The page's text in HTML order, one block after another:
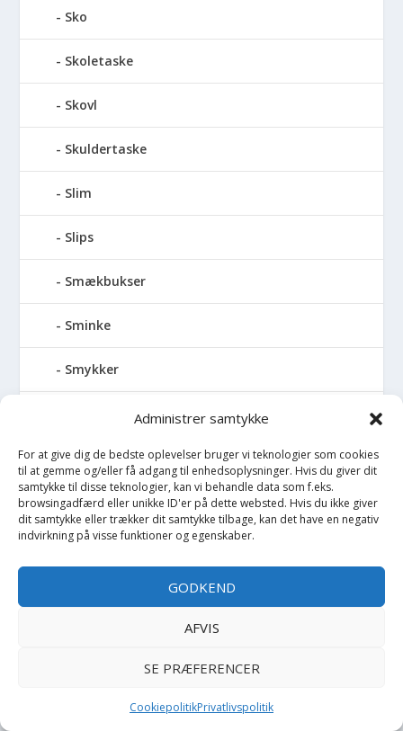
Administrer samtykke
For at give dig de bedste oplevelser bruger vi teknologier som cookies
til at gemme og/eller få adgang til enhedsoplysninger. Hvis du giver dit
samtykke til disse teknologier, kan vi behandle data som f.eks.
browsingadfærd eller unikke ID'er på dette websted. Hvis du ikke giver
dit samtykke eller trækker dit samtykke tilbage, kan det have en negativ
indvirkning på visse funktioner og egenskaber.
GODKEND
AFVIS
SE PRÆFERENCER
CookiepolitikPrivatlivspolitik
Sko
Skoletaske
Skovl
Skuldertaske
Slim
Slips
Smækbukser
Sminke
Smykker
Smykkeskrin
Snorkel
Softshell
Solbriller
Sommerdragt